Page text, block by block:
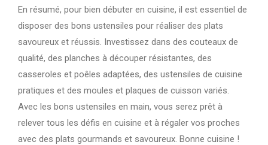
En résumé, pour bien débuter en cuisine, il est essentiel de
disposer des bons ustensiles pour réaliser des plats
savoureux et réussis. Investissez dans des couteaux de
qualité, des planches à découper résistantes, des
casseroles et poêles adaptées, des ustensiles de cuisine
pratiques et des moules et plaques de cuisson variés.
Avec les bons ustensiles en main, vous serez prêt à
relever tous les défis en cuisine et à régaler vos proches
avec des plats gourmands et savoureux. Bonne cuisine !